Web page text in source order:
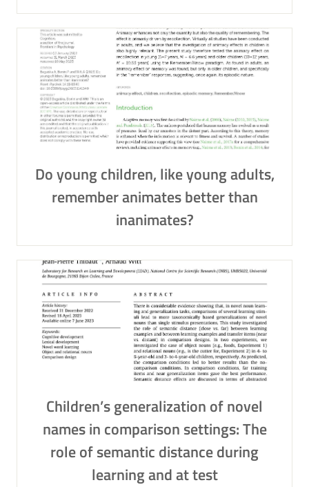
Do young children, like young adults,
remember animates better than
inanimates?
Children’s generalization of novel
names in comparison settings: The
role of semantic distance during
learning and at test